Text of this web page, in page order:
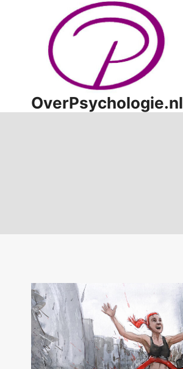
OverPsychologie.nl